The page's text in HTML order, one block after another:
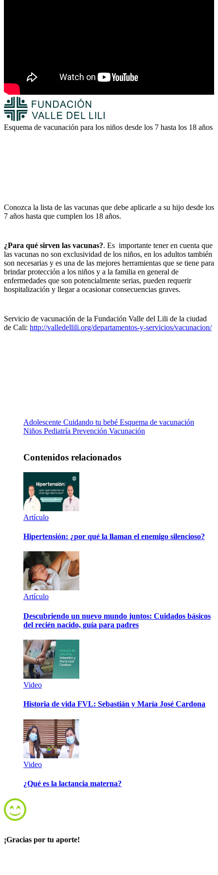
Esquema de vacunación para los niños desde los 7 hasta los 18 años
Conozca la lista de las vacunas que debe aplicarle a su hijo desde los
7 años hasta que cumplen los 18 años.
¿Para qué sirven las vacunas?. Es importante tener en cuenta que
las vacunas no son exclusividad de los niños, en los adultos también
son necesarias y es una de las mejores herramientas que se tiene para
brindar protección a los niños y a la familia en general de
enfermedades que son potencialmente serias, pueden requerir
hospitalización y llegar a ocasionar consecuencias graves.
Servicio de vacunación de la Fundación Valle del Lili de la ciudad
de Cali: http://valledellili.org/departamentos-y-servicios/vacunacion/
Adolescente Cuidando tu bebé Esquema de vacunación
Niños Pediatría Prevención Vacunación
Contenidos relacionados
Artículo
Hipertensión: ¿por qué la llaman el enemigo silencioso?
Artículo
Descubriendo un nuevo mundo juntos: Cuidados básicos
del recién nacido, guía para padres
Video
Historia de vida FVL: Sebastián y María José Cardona
Video
¿Qué es la lactancia materna?
¡Gracias por tu aporte!